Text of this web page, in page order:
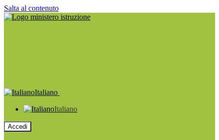
Salta al contenuto
Italiano
Italiano
Accedi